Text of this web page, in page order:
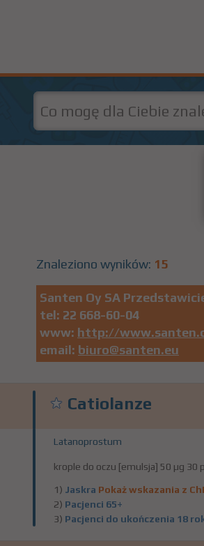
Znaleziono wyników: 15
Santen Oy SA
tel: 22 668-60-04
www: http://
email: biuro@santen.eu
Catiolanze
Latanoprostum
krople do oczu [emulsja] 50 µg 30
1) Jaskra Pokaż wskazania z
2) Pacjenci 65+
3) Pacjenci do ukończenia 18